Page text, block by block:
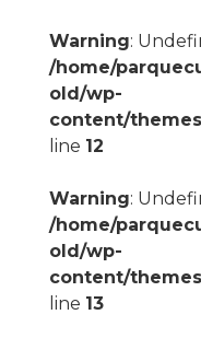
Warning:
/home/
old/wp-
content/
line 12
Warning:
/home/
old/wp-
content/
line 13